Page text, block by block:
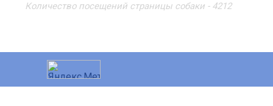
Количество посещений страницы собаки - 4212